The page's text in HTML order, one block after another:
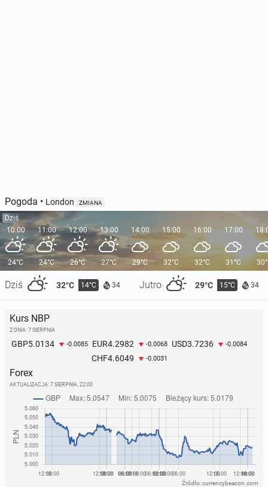
Pogoda • London ZMIANA
Dziś
10:00
24°C
Dziś 32°C 14°C 34 Jutro 29°C 15°C 34
11:00
24°C
12:00
26°C
13:00
27°C
14:00
29°C
15:00
32°C
16:00
32°C
17:00
31°C
Kurs NBP
Z DNIA: 7 SIERPNIA
GBP5.0134 -0.0085 EUR4.2982 -0.0068 USD3.7236 -0.0084
CHF4.6049 -0.0031
Forex
AKTUALIZACJA: 7 SIERPNIA, 22:00
Źródło: currencybeacon.com